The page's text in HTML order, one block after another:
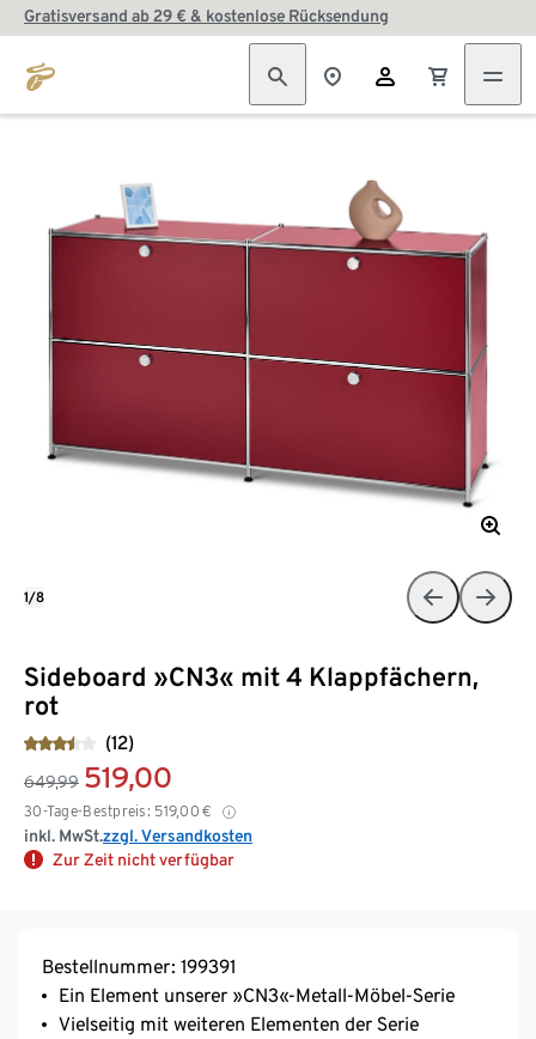
Gratisversand ab 29 € & kostenlose Rücksendung
Sideboard »CN3« mit 4 Klappfächern,
rot
(12)
649,99 519,00
30-Tage-Bestpreis: 519,00 €
inkl. MwSt.zzgl. Versandkosten
Zur Zeit nicht verfügbar
1/8
Bestellnummer: 199391
Ein Element unserer »CN3«-Metall-Möbel-Serie
Vielseitig mit weiteren Elementen der Serie